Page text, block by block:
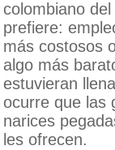
colombiano
prefiere:
más costosos
algo más
estuvieran
ocurre que las
narices
les ofrecen.